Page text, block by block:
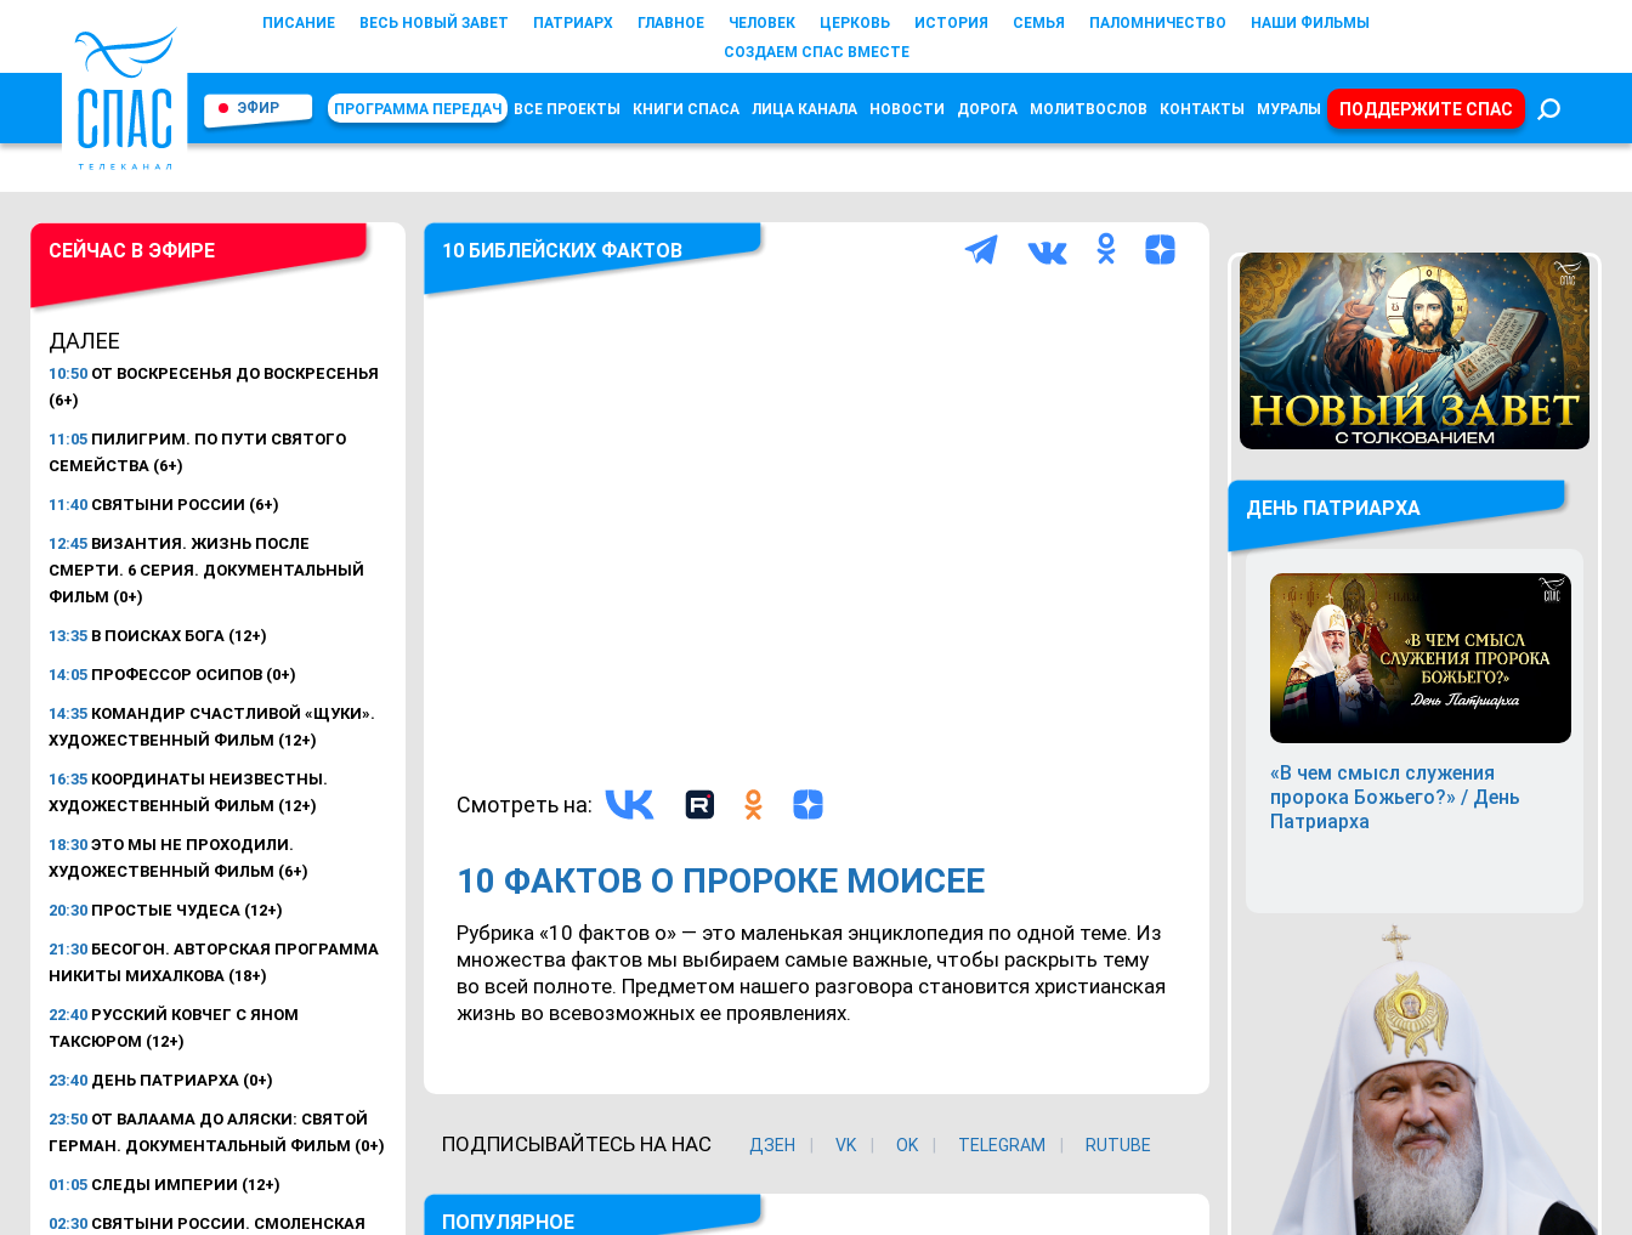
ПИСАНИЕ ВЕСЬ НОВЫЙ ЗАВЕТ ПАТРИАРХ ГЛАВНОЕ ЧЕЛОВЕК ЦЕРКОВЬ ИСТОРИЯ СЕМЬЯ ПАЛОМНИЧЕСТВО
НАШИ ФИЛЬМЫ
СОЗДАЕМ СПАС ВМЕСТЕ
ЭФИР ПРОГРАММА ПЕРЕДАЧ ВСЕ ПРОЕКТЫ КНИГИ СПАСА ЛИЦА КАНАЛА НОВОСТИ ДОРОГА МОЛИТВОСЛОВ КОНТАКТЫ МУРАЛЫ ПОДДЕРЖИТЕ СПАС
СЕЙЧАС В ЭФИРЕ
ДАЛЕЕ
10:50 ОТ ВОСКРЕСЕНЬЯ ДО ВОСКРЕСЕНЬЯ
(6+)
11:05 ПИЛИГРИМ. ПО ПУТИ СВЯТОГО
СЕМЕЙСТВА (6+)
11:40 СВЯТЫНИ РОССИИ (6+)
12:45 ВИЗАНТИЯ. ЖИЗНЬ ПОСЛЕ
СМЕРТИ. 6 СЕРИЯ. ДОКУМЕНТАЛЬНЫЙ
ФИЛЬМ (0+)
13:35 В ПОИСКАХ БОГА (12+)
14:05 ПРОФЕССОР ОСИПОВ (0+)
14:35 КОМАНДИР СЧАСТЛИВОЙ «ЩУКИ».
ХУДОЖЕСТВЕННЫЙ ФИЛЬМ (12+)
16:35 КООРДИНАТЫ НЕИЗВЕСТНЫ.
ХУДОЖЕСТВЕННЫЙ ФИЛЬМ (12+)
18:30 ЭТО МЫ НЕ ПРОХОДИЛИ.
ХУДОЖЕСТВЕННЫЙ ФИЛЬМ (6+)
20:30 ПРОСТЫЕ ЧУДЕСА (12+)
21:30 БЕСОГОН. АВТОРСКАЯ ПРОГРАММА
НИКИТЫ МИХАЛКОВА (18+)
22:40 РУССКИЙ КОВЧЕГ С ЯНОМ
ТАКСЮРОМ (12+)
23:40 ДЕНЬ ПАТРИАРХА (0+)
23:50 ОТ ВАЛААМА ДО АЛЯСКИ: СВЯТОЙ
ГЕРМАН. ДОКУМЕНТАЛЬНЫЙ ФИЛЬМ (0+)
01:05 СЛЕДЫ ИМПЕРИИ (12+)
02:30 СВЯТЫНИ РОССИИ. СМОЛЕНСКАЯ
10 БИБЛЕЙСКИХ ФАКТОВ
Смотреть на:
10 ФАКТОВ О ПРОРОКЕ МОИСЕЕ
Рубрика «10 фактов о» — это маленькая энциклопедия по одной теме. Из
множества фактов мы выбираем самые важные, чтобы раскрыть тему
во всей полноте. Предметом нашего разговора становится христианская
жизнь во всевозможных ее проявлениях.
ПОДПИСЫВАЙТЕСЬ НА НАС ДЗЕН VK ОK TELEGRAM RUTUBE
ПОПУЛЯРНОЕ
ДЕНЬ ПАТРИАРХА
«В чем смысл служения
пророка Божьего?» / День
Патриарха